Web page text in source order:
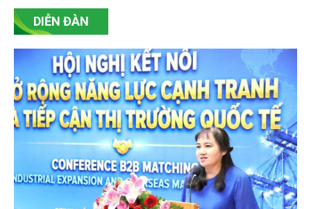
DIỄN ĐÀN